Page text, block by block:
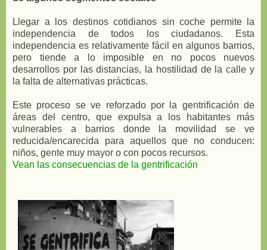
Llegar a los destinos cotidianos sin coche permite la
independencia de todos los ciudadanos. Esta
independencia es relativamente fácil en algunos barrios,
pero tiende a lo imposible en no pocos nuevos
desarrollos por las distancias, la hostilidad de la calle y
la falta de alternativas prácticas.
Este proceso se ve reforzado por la gentrificación de
áreas del centro, que expulsa a los habitantes más
vulnerables a barrios donde la movilidad se ve
reducida/encarecida para aquellos que no conducen:
niños, gente muy mayor o con pocos recursos.
Vean las consecuencias de la gentrificación